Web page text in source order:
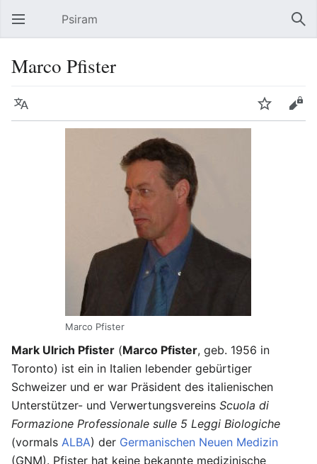
Hauptmenü öffnen Psiram
Marco Pfister
Sprache Beobachten Bearbeiten
Marco Pfister
Mark Ulrich Pfister (Marco Pfister, geb. 1956 in
Toronto) ist ein in Italien lebender gebürtiger
Schweizer und er war Präsident des italienischen
Unterstützer- und Verwertungsvereins Scuola di
Formazione Professionale sulle 5 Leggi Biologiche
(vormals ALBA) der Germanischen Neuen Medizin
(GNM). Pfister hat keine bekannte medizinische